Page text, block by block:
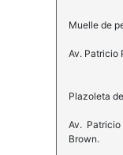
Muelle de
Av. Patricio
Plazoleta
Av.
Brown.